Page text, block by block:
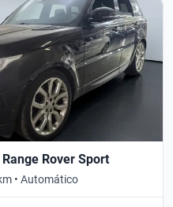
Range Rover Sport
• Automático